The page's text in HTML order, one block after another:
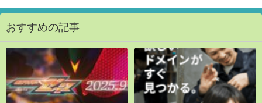
おすすめの記事